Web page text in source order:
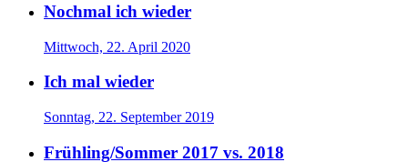
Nochmal ich wieder
Mittwoch, 22. April 2020
Ich mal wieder
Sonntag, 22. September 2019
Frühling/Sommer 2017 vs. 2018